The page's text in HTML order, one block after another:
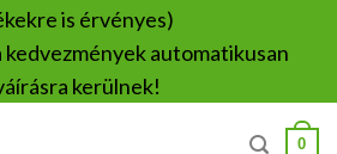
is érvényes)
kedvezmények automatikusan
kerülnek!
0